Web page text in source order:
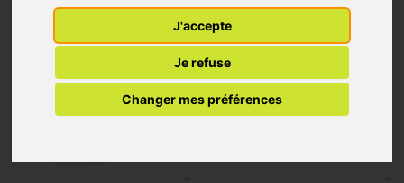
J'accepte
Je refuse
Changer mes préférences